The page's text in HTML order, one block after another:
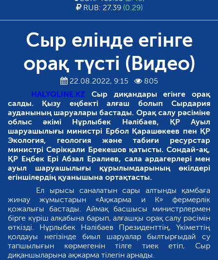
RUB: 27.39 (0.29)
Сыр елінде егінге
орақ түсті (Видео)
22.08.2022, 9:15
805
HALYQLINE.KZ
Сыр диқандары егінге орақ
салды. Қызу еңбекті алғаш болып Сырдария
ауданының шаруалары бастады. Орақ салу рәсіміне
облыс әкімі Нұрлыбек Нәлібаев, ҚР Ауыл
шаруашылығы министрі Ербол Қарашөкеев пен ҚР
Экология, геология және табиғи ресурстар
министрі Серікқали Брекешов қатысты. Сондай-ақ,
ҚР Еңбек Ері Абзал Ералиев, сала ардагерлері мен
ауыл шаруашылығы құрылымдарының өкілдері
егіншілердің қуанышына ортақтасты.
Ел ырысы саналатын сары алтынды қамбаға
жинау жұмыстарын «Ақжарма и К» фермерлік
қожалығы бастады. Аймақ басшысы министрлермен
бірге күріш алқабына барып, алғашқы орақ салу рәсімін
өткізді. Нұрлыбек Нәлібаев Президенттің, Үкіметтің
қолдауы негізінде биыл шаруалар былтырғыдай су
тапшылығын көрмегенін тілге тиек етіп, Сыр
диқаншыларына ақжарма тілегін арнады.